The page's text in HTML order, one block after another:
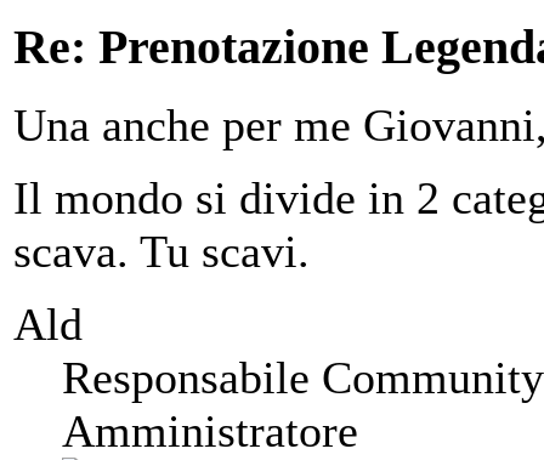
Re: Prenotazione
Una anche per me
Il mondo si divide in 2
scava. Tu scavi.
Ald
Responsabile Community
Amministratore